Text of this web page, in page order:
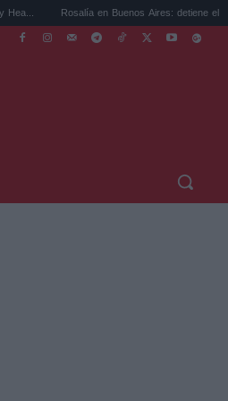
Rosalía en Buenos Aires: detiene el tráfico y se